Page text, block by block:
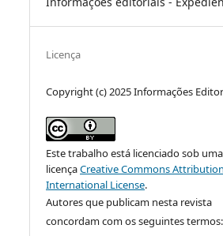
Licença
Copyright (c) 2025 Informações
Este trabalho está licenciado sob uma
licençaCreative Commons
International License.
Autores que publicam nesta revista
concordam com os seguintes termos: